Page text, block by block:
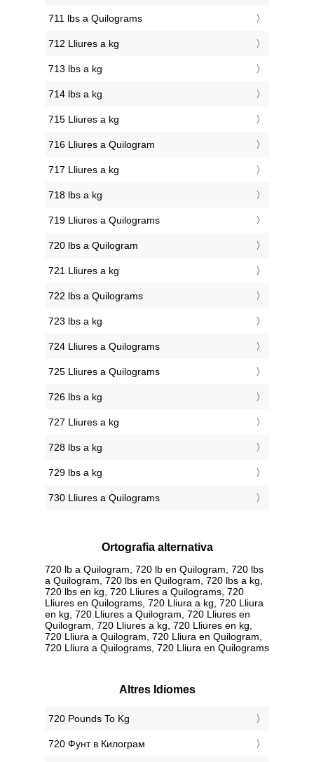
711 lbs a Quilograms
712 Lliures a kg
713 lbs a kg
714 lbs a kg
715 Lliures a kg
716 Lliures a Quilogram
717 Lliures a kg
718 lbs a kg
719 Lliures a Quilograms
720 lbs a Quilogram
721 Lliures a kg
722 lbs a Quilograms
723 lbs a kg
724 Lliures a Quilograms
725 Lliures a Quilograms
726 lbs a kg
727 Lliures a kg
728 lbs a kg
729 lbs a kg
730 Lliures a Quilograms
Ortografia alternativa
720 lb a Quilogram, 720 lb en Quilogram, 720 lbs
a Quilogram, 720 lbs en Quilogram, 720 lbs a kg,
720 lbs en kg, 720 Lliures a Quilograms, 720
Lliures en Quilograms, 720 Lliura a kg, 720 Lliura
en kg, 720 Lliures a Quilogram, 720 Lliures en
Quilogram, 720 Lliures a kg, 720 Lliures en kg,
720 Lliura a Quilogram, 720 Lliura en Quilogram,
720 Lliura a Quilograms, 720 Lliura en Quilograms
Altres Idiomes
‎720 Pounds To Kg
‎720 Фунт в Килограм